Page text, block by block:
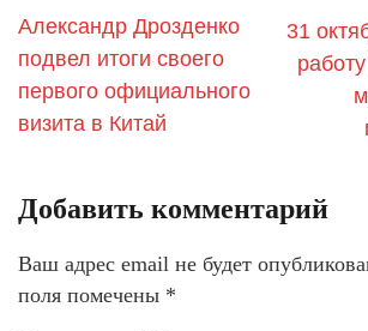
Александр Дрозденко
подвел итоги своего
первого официального
визита в Китай
31
Добавить комментарий
Ваш адрес email не будет
поля помечены *